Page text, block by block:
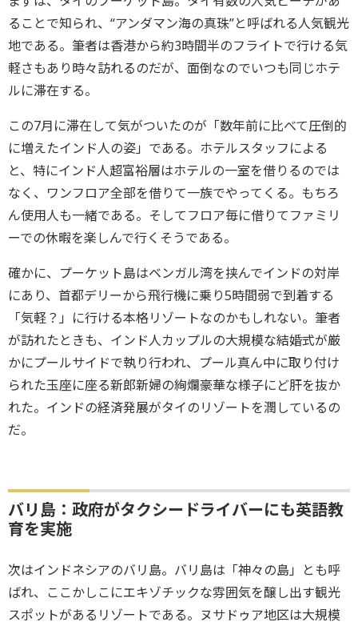
ることで知られ、“アンダマン海の真珠”と呼ばれる人気観光
地である。筆者は香港から約3時間半のフライトで行ける気
軽さもあり時々訪れるのだが、面倒なのでいつも同じホテ
ルに滞在する。
この7月に滞在して気がついたのが「数年前に比べて圧倒的
に増えたインド人の姿」である。ホテルスタッフによる
と、特にインド人超富裕層はホテルの一室を借りるのでは
なく、ワンフロア全部を借りて一族でやってくる。もちろ
ん使用人も一緒である。そしてフロア毎に借りてファミリ
ーでの休暇を楽しんで行くそうである。
確かに、プーケット島はベンガル湾を挟んでインドの対岸
にあり、首都デリーから飛行機に乗り5時間弱で到着する
「気軽？」に行ける本格リゾートなのかもしれない。筆者
が訪れたときも、インド人カップルの大規模な結婚式が厳
かにプールサイドで執り行われ、プール真ん中に取り付け
られた玉座に座る新郎新婦の絢爛豪華な様子にど肝を抜か
れた。インドの経済発展がタイのリゾートを潤しているの
だ。
バリ島：政府がタクシードライバーにも英語教
育を実施
次はインドネシアのバリ島。バリ島は「神々の島」とも呼
ばれ、ここかしこにエキゾチックな雰囲気を醸し出す観光
スポットがあるリゾートである。ヌサドゥア地区は大規模